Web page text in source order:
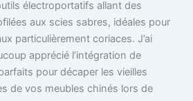
électroportatifs allant des
aux scies sabres, idéales pour
particulièrement coriaces. J’ai
apprécié l’intégration de
pour décaper les vieilles
de vos meubles chinés lors de